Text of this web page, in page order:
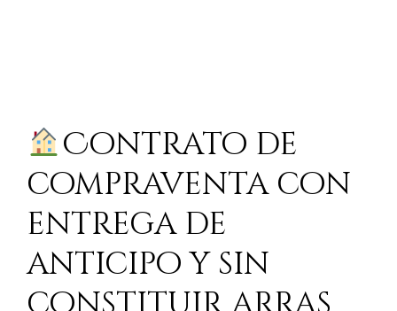
Contrato de
compraventa con
entrega de
anticipo y sin